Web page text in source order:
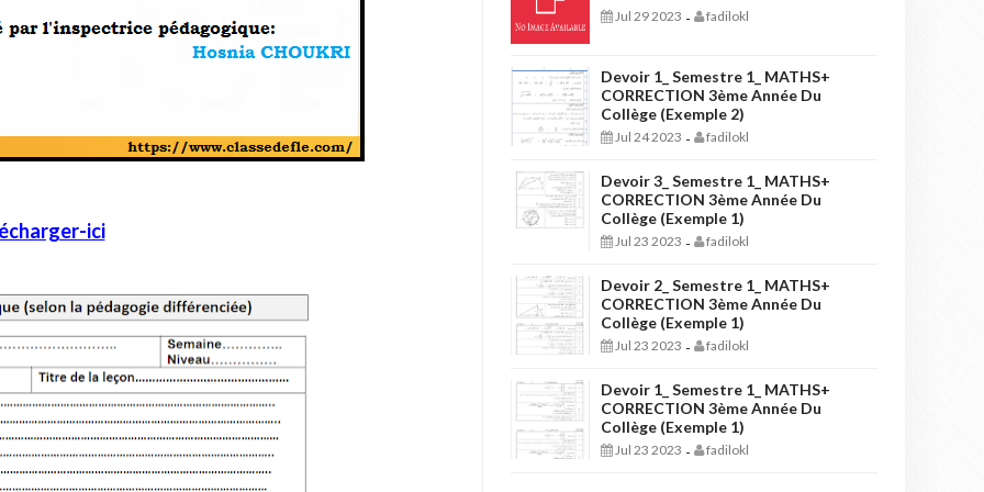
ici
Jul 29 2023 - fadilokl
Devoir 1_ Semestre 1_ MATHS+
CORRECTION 3ème Année Du
Collège (Exemple 2)
Jul 24 2023 - fadilokl
Devoir 3_ Semestre 1_ MATHS+
CORRECTION 3ème Année Du
Collège (Exemple 1)
Jul 23 2023 - fadilokl
Devoir 2_ Semestre 1_ MATHS+
CORRECTION 3ème Année Du
Collège (Exemple 1)
Jul 23 2023 - fadilokl
Devoir 1_ Semestre 1_ MATHS+
CORRECTION 3ème Année Du
Collège (Exemple 1)
Jul 23 2023 - fadilokl